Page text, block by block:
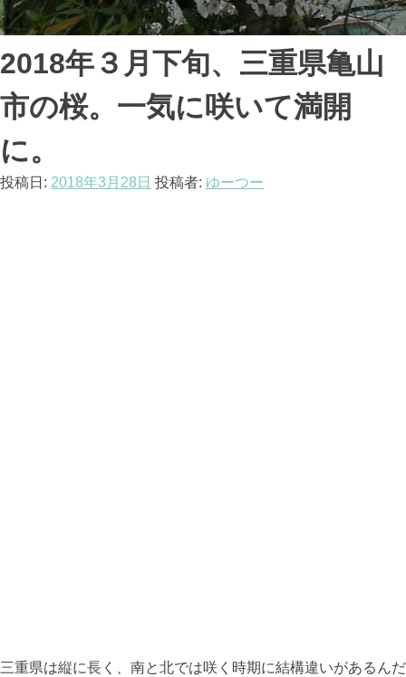
2018年３月下旬、三重県亀山
市の桜。一気に咲いて満開
に。
投稿日: 2018年3月28日 投稿者: ゆーつー
三重県は縦に長く、南と北では咲く時期に結構違いがあるんだ